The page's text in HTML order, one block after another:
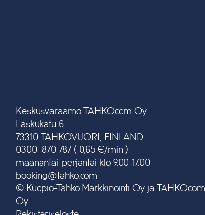
Keskusvaraamo TAHKOcom Oy
Laskukatu 6
73310 TAHKOVUORI, FINLAND
0300 870 787 ( 0,65 €/min )
maanantai-perjantai klo 9.00-17.00
booking@tahko.com
© Kuopio-Tahko Markkinointi Oy ja TAHKOcom
Oy